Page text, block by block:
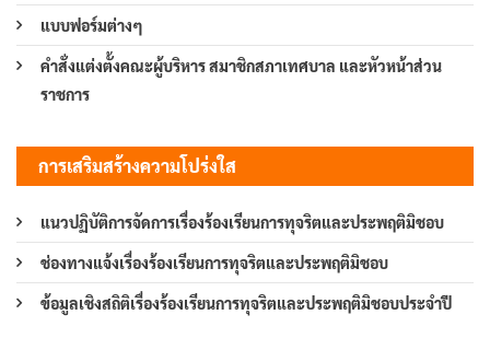
แบบฟอร์มต่างๆ
คำสั่งแต่งตั้งคณะผู้บริหาร สมาชิกสภาเทศบาล และหัวหน้าส่วน
ราชการ
การเสริมสร้างความโปร่งใส
แนวปฏิบัติการจัดการเรื่องร้องเรียนการทุจริตและประพฤติมิชอบ
ช่องทางแจ้งเรื่องร้องเรียนการทุจริตและประพฤติมิชอบ
ข้อมูลเชิงสถิติเรื่องร้องเรียนการทุจริตและประพฤติมิชอบประจำปี